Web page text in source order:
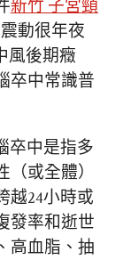
新竹 子宮頸
動很年夜
風後期癥
卒中常識普
卒中是指多
或全體）
越24小時或
發率和逝世
高血脂、抽